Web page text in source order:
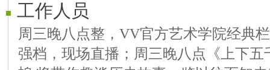
工作人员
周三晚八点整，VV官方艺术学院经典
强档，现场直播；周三晚八点《上下五